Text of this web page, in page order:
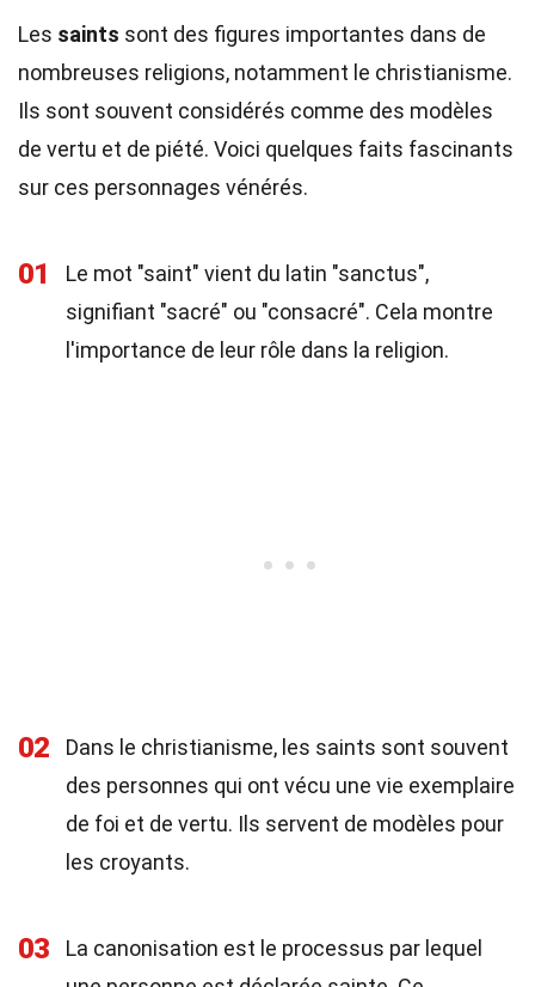
Les saints sont des figures importantes dans de
nombreuses religions, notamment le christianisme.
Ils sont souvent considérés comme des modèles
de vertu et de piété. Voici quelques faits fascinants
sur ces personnages vénérés.
01
Le mot "saint" vient du latin "sanctus",
signifiant "sacré" ou "consacré". Cela montre
l'importance de leur rôle dans la religion.
02
Dans le christianisme, les saints sont souvent
des personnes qui ont vécu une vie exemplaire
de foi et de vertu. Ils servent de modèles pour
les croyants.
03
La canonisation est le processus par lequel